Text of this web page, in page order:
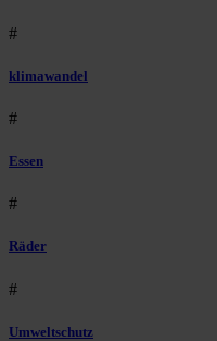
#
klimawandel
#
Essen
#
Räder
#
Umweltschutz